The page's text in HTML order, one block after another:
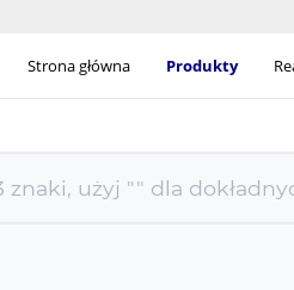
Strona główna Produkty